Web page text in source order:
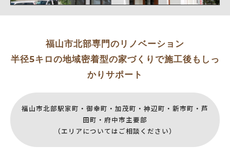
福山市北部専門のリノベーション
半径5キロの地域密着型の家づくりで施工後もしっ
かりサポート
福山市北部駅家町・御幸町・加茂町・神辺町・新市町・芦
田町・府中市主要部
（エリアについてはご相談ください）